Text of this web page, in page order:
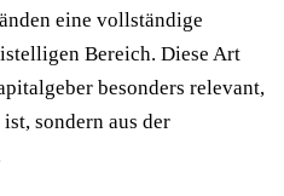
eine vollständige
Bereich. Diese Art
besonders relevant,
sondern aus der